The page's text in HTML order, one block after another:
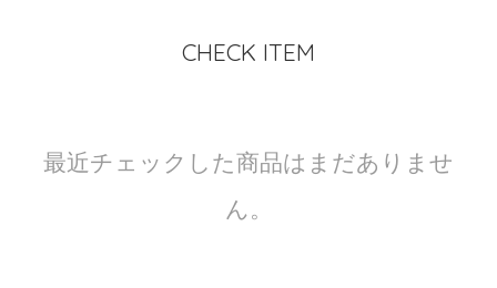
CHECK ITEM
最近チェックした商品はまだありませ
ん。